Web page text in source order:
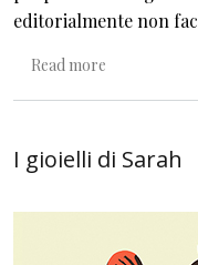
editorialmente non
Read more
I gioielli di Sarah